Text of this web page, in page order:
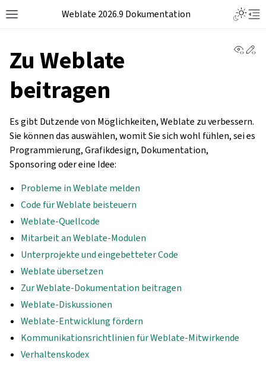
Weblate 2026.9 Dokumentation
Zu Weblate
beitragen
Es gibt Dutzende von Möglichkeiten, Weblate zu verbessern.
Sie können das auswählen, womit Sie sich wohl fühlen, sei es
Programmierung, Grafikdesign, Dokumentation,
Sponsoring oder eine Idee:
Probleme in Weblate melden
Code für Weblate beisteuern
Weblate-Quellcode
Mitarbeit an Weblate-Modulen
Unterprojekte und eingebetteter Code
Weblate übersetzen
Zur Weblate-Dokumentation beitragen
Weblate-Diskussionen
Weblate-Entwicklung fördern
Kommunikationsrichtlinien für Weblate-Mitwirkende
Verhaltenskodex